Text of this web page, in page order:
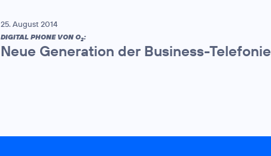
25. August 2014
DIGITAL PHONE VON O2:
Neue Generation der Business-Telefonie